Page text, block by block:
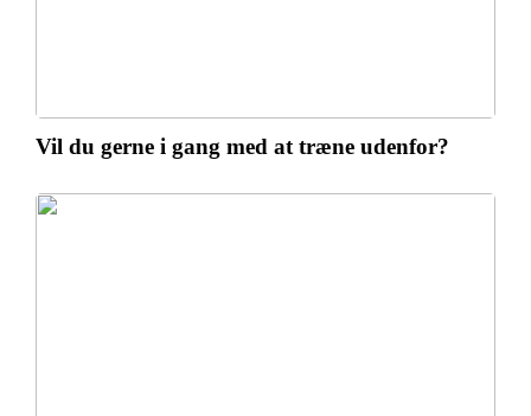
Vil du gerne i gang med at træne udenfor?